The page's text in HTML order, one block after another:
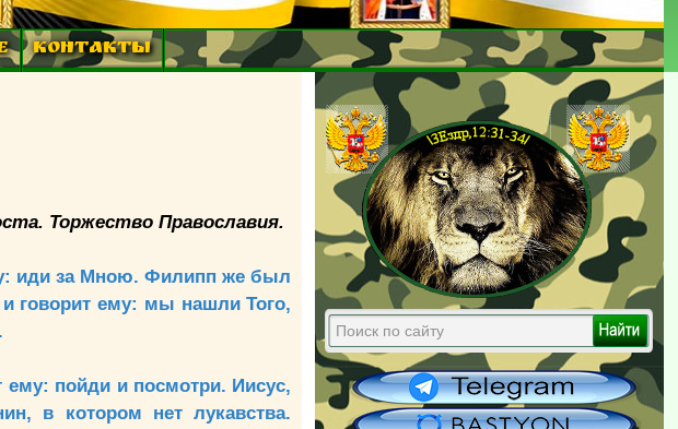
КОНТАКТЫ
Торжество Православия.
иди за Мною. Филипп же был
говорит ему: мы нашли Того,
пойди и посмотри. Иисус,
в котором нет лукавства.